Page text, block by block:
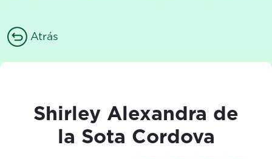
Atrás
Shirley Alexandra de
la Sota Cordova